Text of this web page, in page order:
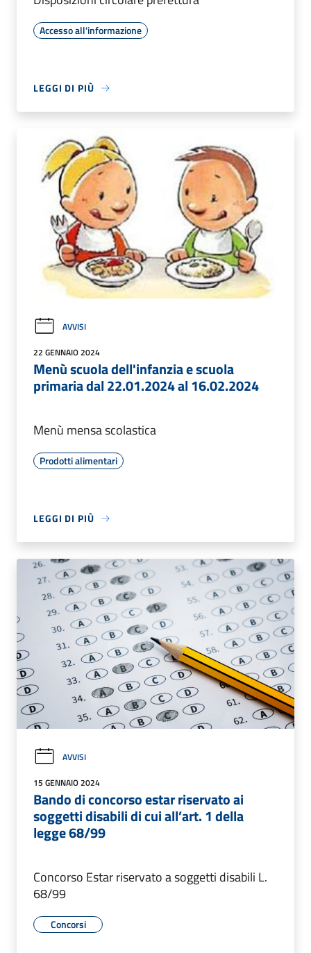
Accesso all'informazione
LEGGI DI PIÙ
AVVISI
22 GENNAIO 2024
Menù scuola dell'infanzia e scuola
primaria dal 22.01.2024 al 16.02.2024
Menù mensa scolastica
Prodotti alimentari
LEGGI DI PIÙ
AVVISI
15 GENNAIO 2024
Bando di concorso estar riservato ai
soggetti disabili di cui all’art. 1 della
legge 68/99
Concorso Estar riservato a soggetti disabili L.
68/99
Concorsi